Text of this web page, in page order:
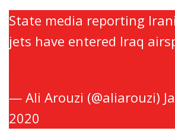
State media reporting
jets have entered Iraq
— Ali Arouzi (@aliarouzi)
2020